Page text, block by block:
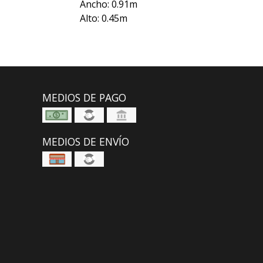
Ancho: 0.91m
Alto: 0.45m
MEDIOS DE PAGO
MEDIOS DE ENVÍO